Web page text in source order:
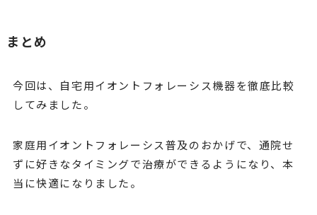
まとめ
今回は、自宅用イオントフォレーシス機器を徹底比較
してみました。
家庭用イオントフォレーシス普及のおかげで、通院せ
ずに好きなタイミングで治療ができるようになり、本
当に快適になりました。